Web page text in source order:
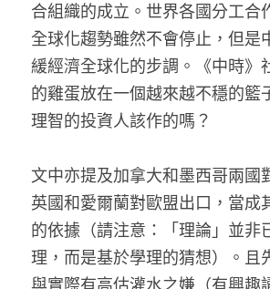
合組織的成立。世界各國分工合
全球化趨勢雖然不會停止，但是
緩經濟全球化的步調。《中時》
的雞蛋放在一個越來越不穩的籃
理智的投資人該作的嗎？
文中亦提及加拿大和墨西哥兩國
英國和愛爾蘭對歐盟出口，當成
的依據（請注意：「理論」並非
理，而是基於學理的猜想）。且